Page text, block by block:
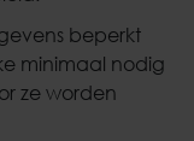
beperkt
minimaal nodig
ze worden